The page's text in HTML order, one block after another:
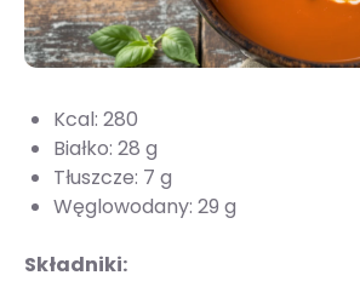
Kcal: 280
Białko: 28 g
Tłuszcze: 7 g
Węglowodany: 29 g
Składniki: